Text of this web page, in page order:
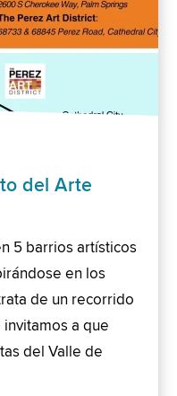
del Arte
5 barrios artísticos
en los
de un recorrido
invitamos a que
del Valle de